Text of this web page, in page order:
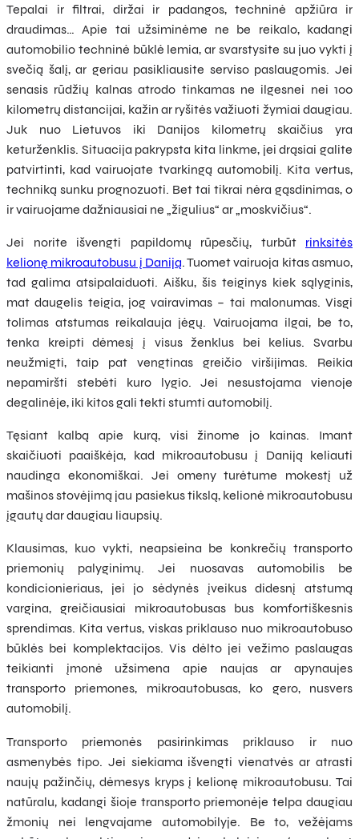
Tepalai ir filtrai, diržai ir padangos, techninė apžiūra ir
draudimas… Apie tai užsiminėme ne be reikalo, kadangi
automobilio techninė būklė lemia, ar svarstysite su juo vykti į
svečią šalį, ar geriau pasikliausite serviso paslaugomis. Jei
senasis rūdžių kalnas atrodo tinkamas ne ilgesnei nei 100
kilometrų distancijai, kažin ar ryšitės važiuoti žymiai daugiau.
Juk nuo Lietuvos iki Danijos kilometrų skaičius yra
keturženklis. Situacija pakrypsta kita linkme, jei drąsiai galite
patvirtinti, kad vairuojate tvarkingą automobilį. Kita vertus,
techniką sunku prognozuoti. Bet tai tikrai nėra gąsdinimas, o
ir vairuojame dažniausiai ne „žigulius“ ar „moskvičius“.
Jei norite išvengti papildomų rūpesčių, turbūt rinksitės
kelionę mikroautobusu į Daniją. Tuomet vairuoja kitas asmuo,
tad galima atsipalaiduoti. Aišku, šis teiginys kiek sąlyginis,
mat daugelis teigia, jog vairavimas – tai malonumas. Visgi
tolimas atstumas reikalauja jėgų. Vairuojama ilgai, be to,
tenka kreipti dėmesį į visus ženklus bei kelius. Svarbu
neužmigti, taip pat vengtinas greičio viršijimas. Reikia
nepamiršti stebėti kuro lygio. Jei nesustojama vienoje
degalinėje, iki kitos gali tekti stumti automobilį.
Tęsiant kalbą apie kurą, visi žinome jo kainas. Imant
skaičiuoti paaiškėja, kad mikroautobusu į Daniją keliauti
naudinga ekonomiškai. Jei omeny turėtume mokestį už
mašinos stovėjimą jau pasiekus tikslą, kelionė mikroautobusu
įgautų dar daugiau liaupsių.
Klausimas, kuo vykti, neapsieina be konkrečių transporto
priemonių palyginimų. Jei nuosavas automobilis be
kondicionieriaus, jei jo sėdynės įveikus didesnį atstumą
vargina, greičiausiai mikroautobusas bus komfortiškesnis
sprendimas. Kita vertus, viskas priklauso nuo mikroautobuso
būklės bei komplektacijos. Vis dėlto jei vežimo paslaugas
teikianti įmonė užsimena apie naujas ar apynaujes
transporto priemones, mikroautobusas, ko gero, nusvers
automobilį.
Transporto priemonės pasirinkimas priklauso ir nuo
asmenybės tipo. Jei siekiama išvengti vienatvės ar atrasti
naujų pažinčių, dėmesys kryps į kelionę mikroautobusu. Tai
natūralu, kadangi šioje transporto priemonėje telpa daugiau
žmonių nei lengvajame automobilyje. Be to, vežėjams